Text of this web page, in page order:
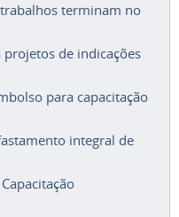
terminam no
de indicações
para capacitação
integral de